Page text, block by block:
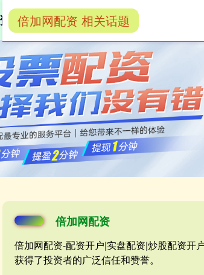
配资开户 实盘配资 炒股配资开户
倍加网配资
倍加网配资-配资开户|实盘配资|炒股配资开
获得了投资者的广泛信任和赞誉。
倍加网配资 相关话题